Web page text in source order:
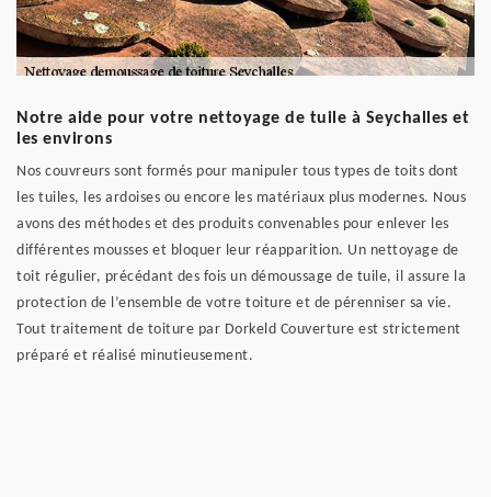
Notre aide pour votre nettoyage de tuile à Seychalles et
les environs
Nos couvreurs sont formés pour manipuler tous types de toits dont
les tuiles, les ardoises ou encore les matériaux plus modernes. Nous
avons des méthodes et des produits convenables pour enlever les
différentes mousses et bloquer leur réapparition. Un nettoyage de
toit régulier, précédant des fois un démoussage de tuile, il assure la
protection de l’ensemble de votre toiture et de pérenniser sa vie.
Tout traitement de toiture par Dorkeld Couverture est strictement
préparé et réalisé minutieusement.